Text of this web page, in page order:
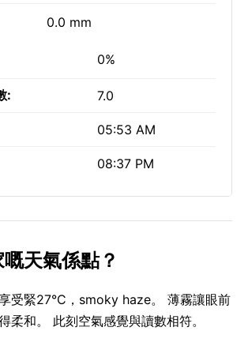
0.0 mm
0%
: 7.0
05:53 AM
08:37 PM
天氣係點？
受緊27°C，smoky haze。 薄霧讓眼前
柔和。 此刻空氣感覺與讀數相符。